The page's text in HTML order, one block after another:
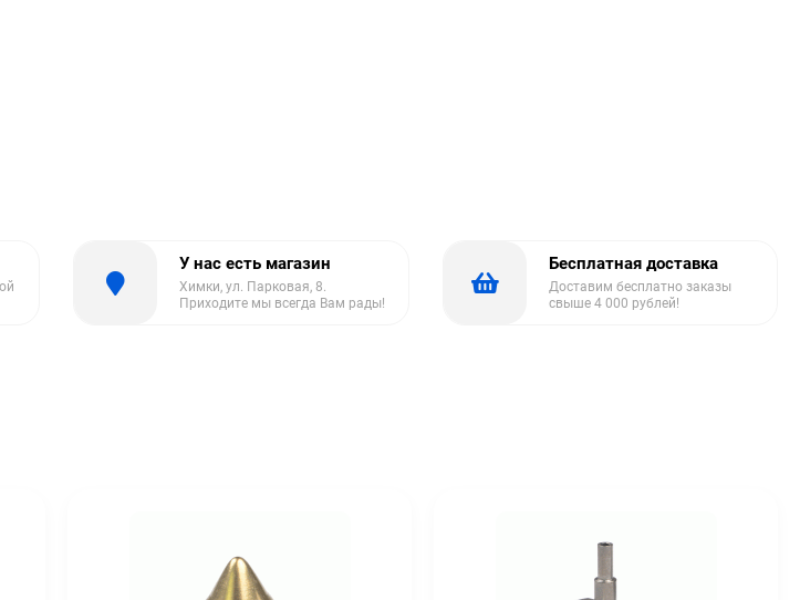
У нас есть магазин
Химки, ул. Парковая, 8.
Приходите мы всегда Вам рады!
Бесплатная доставка
Доставим бесплатно заказы
свыше 4 000 рублей!